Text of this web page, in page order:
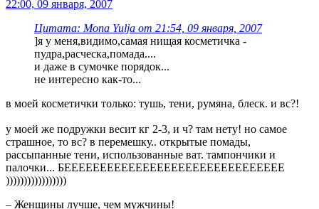
22:00, 09 января, 2007
Цитата: Mona Yulja от 21:54, 09 января, 2007
]я у меня,видимо,самая нищая косметичка -
пудра,расческа,помада....
и даже в сумочке порядок...
не интересно как-то...
в моей косметички только: тушь, тени, румяна, блеск. и вс?!
у моей же подружки весит кг 2-3, и ч? там нету! но самое
страшное, то вс? в перемешку.. открытые помады,
рассыпанные тени, использованные ват. тампончики и
палочки... БЕЕЕЕЕЕЕЕЕЕЕЕЕЕЕЕЕЕЕЕЕЕЕЕЕЕЕЕЕЕЕ
)))))))))))))))))
– Женщины лучше, чем мужчины!